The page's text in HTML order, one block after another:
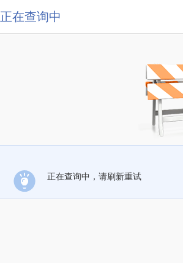
正在查询中
正在查询中，请刷新重试